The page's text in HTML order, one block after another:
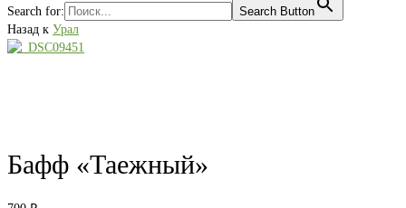
Search for:
Search Button
Назад к Урал
Бафф «Таежный»